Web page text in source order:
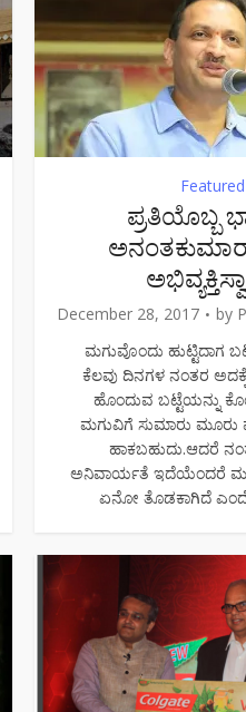
Featured
ಪ್ರತಿಯೊಬ್ಬ
December 28, 2017 by
ಮಗುವೊಂದು ಹುಟ್ಟಿದಾಗ
ಕೆಲವು ದಿನಗಳ ನಂತರ
ಹೊಂದುವ ಬಟ್ಟೆಯನ್ನು
ಮಗುವಿಗೆ ಸುಮಾರು ಮೂರು
ಹಾಕಬಹುದು.ಆದರೆ
ಅನಿವಾರ್ಯತೆ ಇದೆಯೆಂದರೆ
ಏನೋ ತೊಡಕಾಗಿದೆ